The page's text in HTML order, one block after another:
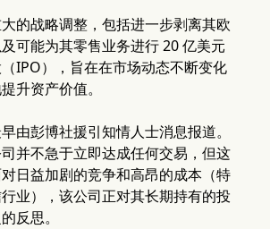
的战略调整，包括进一步剥离其欧
可能为其零售业务进行 20 亿美元
IPO），旨在在市场动态不断变化
升资产价值。
由彭博社援引知情人士消息报道。
并不急于立即达成任何交易，但这
日益加剧的竞争和高昂的成本（特
业），该公司正对其长期持有的投
反思。